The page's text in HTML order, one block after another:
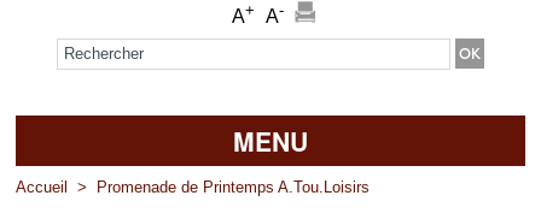
A+ A-
Formulaire de recherche
MENU
Accueil
Accueil > Promenade de Printemps A.Tou.Loisirs